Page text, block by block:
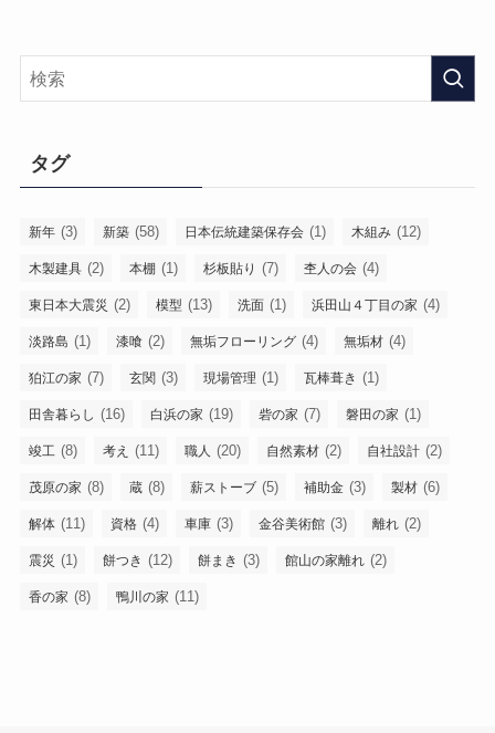
タグ
新年 (3) 新築 (58) 日本伝統建築保存会 (1) 木組み (12)
木製建具 (2) 本棚 (1) 杉板貼り (7) 杢人の会 (4)
東日本大震災 (2) 模型 (13) 洗面 (1) 浜田山４丁目の家 (4)
淡路島 (1) 漆喰 (2) 無垢フローリング (4) 無垢材 (4)
狛江の家 (7) 玄関 (3) 現場管理 (1) 瓦棒葺き (1)
田舎暮らし (16) 白浜の家 (19) 砦の家 (7) 磐田の家 (1)
竣工 (8) 考え (11) 職人 (20) 自然素材 (2) 自社設計 (2)
茂原の家 (8) 蔵 (8) 薪ストーブ (5) 補助金 (3) 製材 (6)
解体 (11) 資格 (4) 車庫 (3) 金谷美術館 (3) 離れ (2)
震災 (1) 餅つき (12) 餅まき (3) 館山の家離れ (2)
香の家 (8) 鴨川の家 (11)